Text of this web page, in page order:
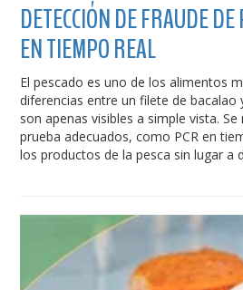
DETECCIÓN DE FRAUDE DE
EN TIEMPO REAL
El pescado es uno de los alimentos
diferencias entre un filete de bacalao
son apenas visibles a simple vista.
prueba adecuados, como PCR en
los productos de la pesca sin lugar a